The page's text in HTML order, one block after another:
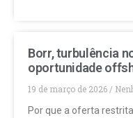
Borr, turbulência
oportunidade
19 de março de 2026
Por que a oferta